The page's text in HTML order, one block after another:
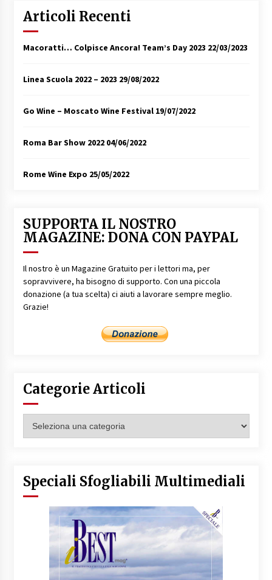
Articoli Recenti
Macoratti… Colpisce Ancora! Team’s Day 2023 22/03/2023
Linea Scuola 2022 – 2023 29/08/2022
Go Wine – Moscato Wine Festival 19/07/2022
Roma Bar Show 2022 04/06/2022
Rome Wine Expo 25/05/2022
SUPPORTA IL NOSTRO
MAGAZINE: DONA CON PAYPAL
Il nostro è un Magazine Gratuito per i lettori ma, per
sopravvivere, ha bisogno di supporto. Con una piccola
donazione (a tua scelta) ci aiuti a lavorare sempre meglio.
Grazie!
Categorie Articoli
Articoli
Speciali Sfogliabili Multimediali